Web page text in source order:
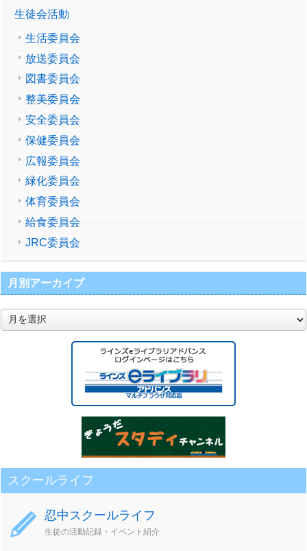
生徒会活動
生活委員会
放送委員会
図書委員会
整美委員会
安全委員会
保健委員会
広報委員会
緑化委員会
体育委員会
給食委員会
JRC委員会
月別アーカイブ
月
別
スクールライフ
忍中スクールライフ
生徒の活動記録・イベント紹介